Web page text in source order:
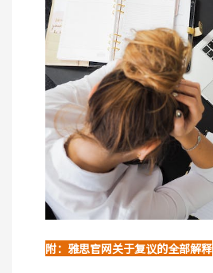
附：雅思官网关于复议的全部解释